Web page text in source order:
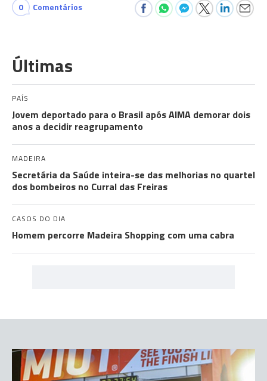
0 Comentários
Últimas
PAÍS
Jovem deportado para o Brasil após AIMA demorar dois
anos a decidir reagrupamento
MADEIRA
Secretária da Saúde inteira-se das melhorias no quartel
dos bombeiros no Curral das Freiras
CASOS DO DIA
Homem percorre Madeira Shopping com uma cabra